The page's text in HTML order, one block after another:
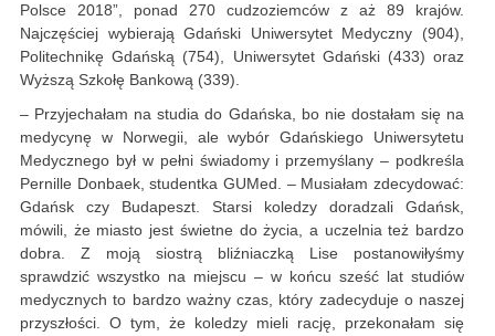
Polsce 2018”, ponad 270 cudzoziemców z aż 89 krajów.
Najczęściej wybierają Gdański Uniwersytet Medyczny (904),
Politechnikę Gdańską (754), Uniwersytet Gdański (433) oraz
Wyższą Szkołę Bankową (339).
– Przyjechałam na studia do Gdańska, bo nie dostałam się na
medycynę w Norwegii, ale wybór Gdańskiego Uniwersytetu
Medycznego był w pełni świadomy i przemyślany – podkreśla
Pernille Donbaek, studentka GUMed. – Musiałam zdecydować:
Gdańsk czy Budapeszt. Starsi koledzy doradzali Gdańsk,
mówili, że miasto jest świetne do życia, a uczelnia też bardzo
dobra. Z moją siostrą bliźniaczką Lise postanowiłyśmy
sprawdzić wszystko na miejscu – w końcu sześć lat studiów
medycznych to bardzo ważny czas, który zadecyduje o naszej
przyszłości. O tym, że koledzy mieli rację, przekonałam się